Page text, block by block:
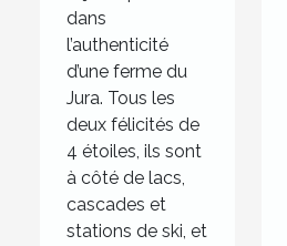
dans
l’authenticité
d’une ferme du
Jura. Tous les
deux félicités de
4 étoiles, ils sont
à côté de lacs,
cascades et
stations de ski, et